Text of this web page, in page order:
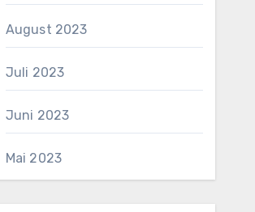
August 2023
Juli 2023
Juni 2023
Mai 2023